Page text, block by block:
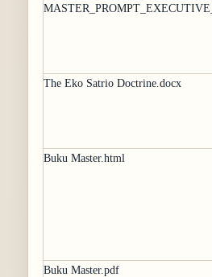
The Eko Satrio Doctrine.docx
Buku Master.html
Buku Master.pdf